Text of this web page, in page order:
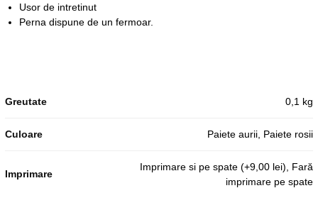
Usor de intretinut
Perna dispune de un fermoar.
Greutate 0,1 kg
Culoare Paiete aurii, Paiete rosii
Imprimare
Imprimare si pe spate (+9,00 lei), Fară
imprimare pe spate